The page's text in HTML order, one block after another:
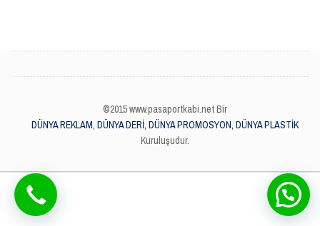
©2015 www.pasaportkabi.net Bir
DÜNYA REKLAM, DÜNYA DERİ, DÜNYA PROMOSYON, DÜNYA PLASTİK
Kuruluşudur.